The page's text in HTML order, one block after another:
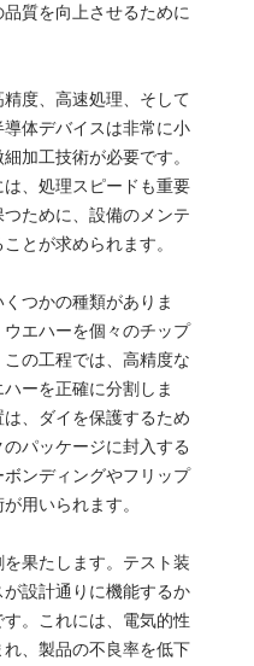
質を向上させるために
度、高速処理、そして
体デバイスは非常に小
加工技術が必要です。
、処理スピードも重要
ために、設備のメンテ
とが求められます。
つかの種類がありま
エハーを個々のチップ
の工程では、高精度な
ーを正確に分割しま
、ダイを保護するため
パッケージに封入する
ンディングやフリップ
用いられます。
果たします。テスト装
設計通りに機能するか
。これには、電気的性
、製品の不良率を低下